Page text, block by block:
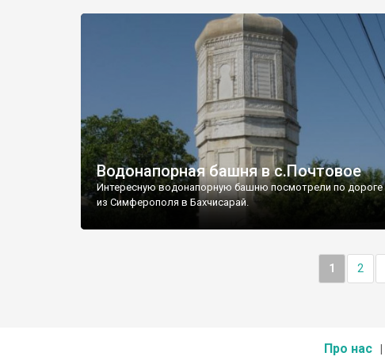
Водонапорная башня в с.Почтовое
Интересную водонапорную башню посмотрели по дороге
из Симферополя в Бахчисарай.
1 2
Про нас